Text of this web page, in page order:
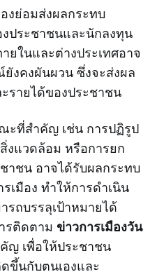
งย่อมส่งผลกระทบ
ประชาชนและนักลงทุน
ยในและต่างประเทศอาจ
งคงผันผวน ซึ่งจะส่งผล
รายได้ของประชาชน
ะที่สำคัญ เช่น การปฏิรูป
งแวดล้อม หรือการยก
ชน อาจได้รับผลกระทบ
เมือง ทำให้การดำเนิน
รถบรรลุเป้าหมายได้
รติดตาม ข่าวการเมืองวัน
ญ เพื่อให้ประชาชน
ขึ้นกับตนเองและ